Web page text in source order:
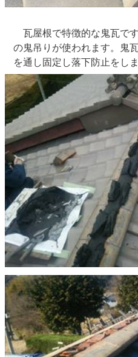
瓦屋根で特徴的な鬼瓦で
の鬼吊りが使われます。鬼
を通し固定し落下防止をしま